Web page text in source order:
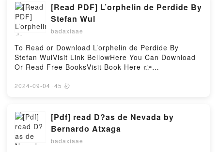
Joseph Roth quan descobreix la mort d?un vell amic.
L?aguerrit llop de mar seguir? la pista del crim sobre
el tel? de fons d?un pa?s sacsejat per la bancarrota,
la guerra, l?assassinat pol?tic, els cops d?estat i la
incipient amena?a del nazisme.El guionista Juan D?
az Canales (Blacksad) i el dibuixant Rub?n Pellejero
(Dieter Lumpen) projecten les llums i ombres de l?
Alemanya d?entre guerres sobre la m?tica silueta
del mar? creat per Hugo Pratt.Reading Nocturnes
berlinois (Corto Maltese, #16)Now You ready to
Read Or Download Nocturnes berlinois (Corto
Maltese, #16)Powered by Firstory Hosting
[Read PDF] L’orphelin de Perdide By
Stefan Wul
badaxiaae
To Read or Download L’orphelin de Perdide By
Stefan WulVisit Link BellowHere You Can Download
Or Read Free BooksVisit Book Here 👉
book=2207505367Description : #1 NEW YORK
L’orphelin de PerdideNow You ready to Read Or
Download L’orphelin de PerdidePowered by Firstory
Hosting
2024-09-04 · 45 秒
[Pdf] read D?as de Nevada by
Bernardo Atxaga
badaxiaae